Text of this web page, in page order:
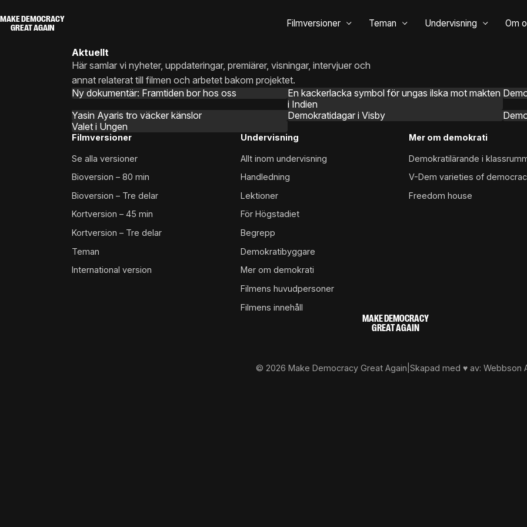
MAKE DEMOCRACY
GREAT AGAIN
Filmversioner Teman Undervisning Om
Aktuellt
Här samlar vi nyheter, uppdateringar, premiärer, visningar, intervjuer och
annat relaterat till filmen och arbetet bakom projektet.
14 MAJ 2026
Ny dokumentär: Framtiden bor hos oss 4 AUGUSTI 2026
En kackerlacka symbol för ungas ilska mot makten
i Indien
Yasin Ayaris tro väcker känslor 25 MAJ 2026
Demokratidagar i Visby
20 MAJ 2026
Valet i Ungen
Filmversioner
Se alla versioner
Bioversion – 80 min
Bioversion – Tre delar
Kortversion – 45 min
Kortversion – Tre delar
Teman
International version
Undervisning
Allt inom undervisning
Handledning
Lektioner
För Högstadiet
Begrepp
Demokratibyggare
Mer om demokrati
Filmens huvudpersoner
Filmens innehåll
Mer om demokrati
Demokratilärande i
V-Dem varieties of
Freedom house
MAKE DEMOCRACY
GREAT AGAIN
© 2026 Make Democracy Great Again Skapad med ♥ av: Webbson